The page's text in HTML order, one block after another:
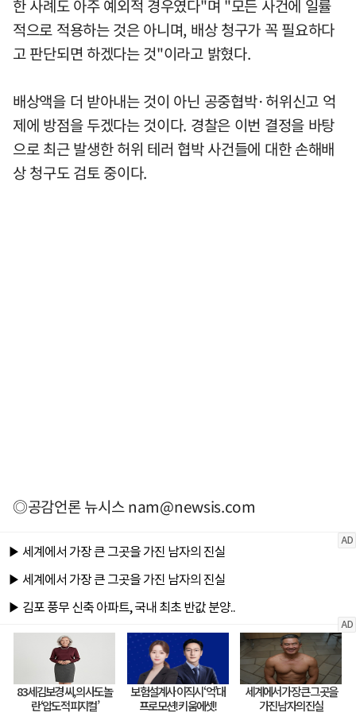
한 사례도 아주 예외적 경우였다"며 "모든 사건에 일률
적으로 적용하는 것은 아니며, 배상 청구가 꼭 필요하다
고 판단되면 하겠다는 것"이라고 밝혔다.
배상액을 더 받아내는 것이 아닌 공중협박·허위신고 억
제에 방점을 두겠다는 것이다. 경찰은 이번 결정을 바탕
으로 최근 발생한 허위 테러 협박 사건들에 대한 손해배
상 청구도 검토 중이다.
◎공감언론 뉴시스nam@newsis.com